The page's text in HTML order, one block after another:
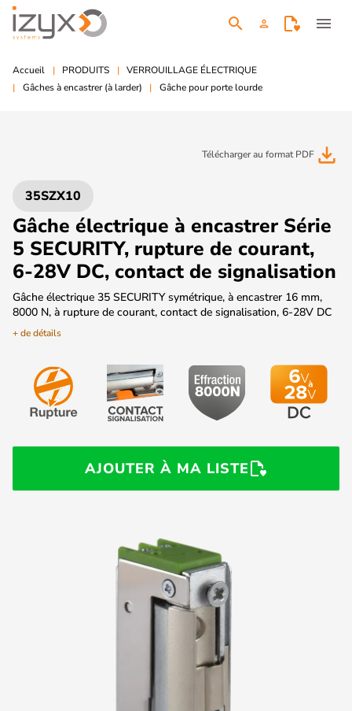
search person menu
Accueil PRODUITS
VERROUILLAGE ÉLECTRIQUE
Gâches à encastrer (à larder)
Gâche pour porte lourde
Télécharger au format PDF file_download
35SZX10
Gâche électrique à encastrer Série
5 SECURITY, rupture de courant,
6-28V DC, contact de signalisation
Gâche électrique 35 SECURITY symétrique, à encastrer 16 mm,
8000 N, à rupture de courant, contact de signalisation, 6-28V DC
+ de détails
AJOUTER À MA LISTE